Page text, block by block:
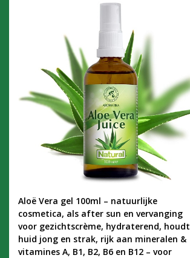
KOOP PRODUCT
Aloë Vera gel 100ml – natuurlijke
cosmetica, als after sun en vervanging
voor gezichtscrème, hydraterend, houdt
huid jong en strak, rijk aan mineralen &
vitamines A, B1, B2, B6 en B12 – voor